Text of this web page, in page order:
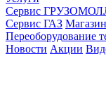
Сервис
Сервис ГАЗ
Переоборудование
Новости Акции